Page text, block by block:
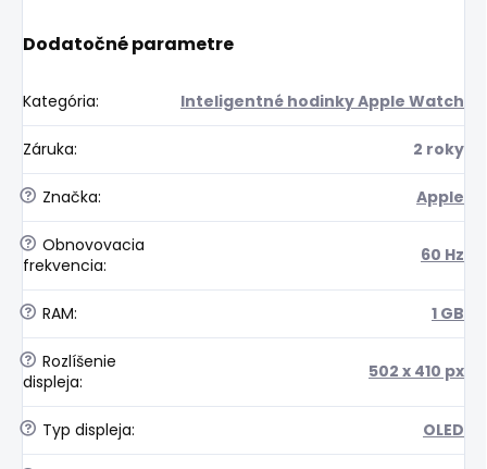
Dodatočné parametre
Kategória: Inteligentné hodinky Apple Watch
Záruka: 2 roky
? Značka: Apple
? Obnovovacia
frekvencia: 60 Hz
? RAM: 1 GB
? Rozlíšenie
displeja: 502 x 410 px
? Typ displeja: OLED